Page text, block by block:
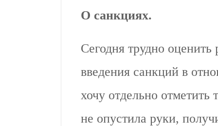
О санкциях.
Сегодня трудно
введения санкций в
хочу отдельно отметить
не опустила руки,